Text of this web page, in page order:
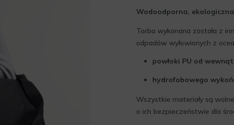
Wodoodporna,
Torba wykonana została z
odpadów wyłowionych z
powłoki PU od
hydrofobowego
Wszystkie materiały są
o ich bezpieczeństwie dla